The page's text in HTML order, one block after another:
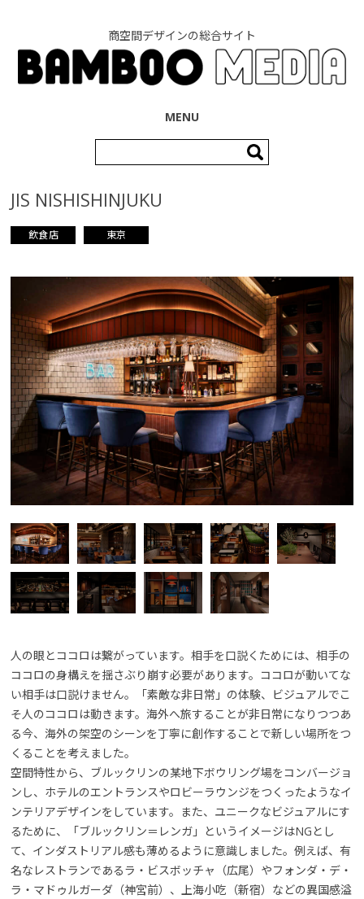
商空間デザインの総合サイト
MENU
索:
JIS NISHISHINJUKU
飲食店 東京
人の眼とココロは繋がっています。相手を口説くためには、相手の
ココロの身構えを揺さぶり崩す必要があります。ココロが動いてな
い相手は口説けません。「素敵な非日常」の体験、ビジュアルでこ
そ人のココロは動きます。海外へ旅することが非日常になりつつあ
る今、海外の架空のシーンを丁寧に創作することで新しい場所をつ
くることを考えました。
空間特性から、ブルックリンの某地下ボウリング場をコンバージョ
ンし、ホテルのエントランスやロビーラウンジをつくったようなイ
ンテリアデザインをしています。また、ユニークなビジュアルにす
るために、「ブルックリン＝レンガ」というイメージはNGとし
て、インダストリアル感も薄めるように意識しました。例えば、有
名なレストランであるラ・ビスボッチャ（広尾）やフォンダ・デ・
ラ・マドゥルガーダ（神宮前）、上海小吃（新宿）などの異国感溢